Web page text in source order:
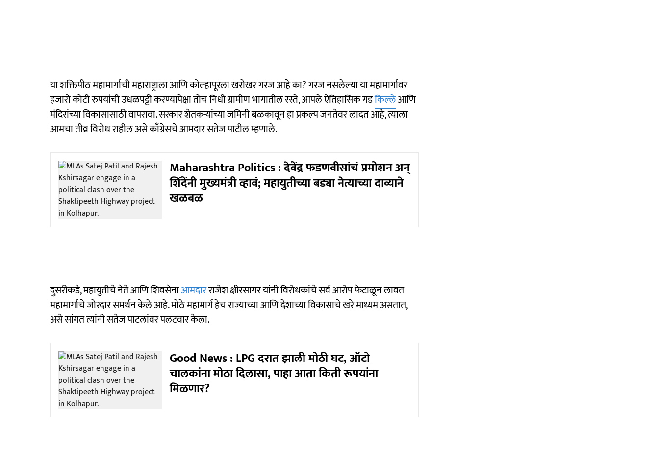
या शक्तिपीठ महामार्गाची महाराष्ट्राला आणि कोल्हापूरला खरोखर गरज आहे का? गरज नसलेल्या या महामार्गावर
हजारो कोटी रुपयांची उधळपट्टी करण्यापेक्षा तोच निधी ग्रामीण भागातील रस्ते, आपले ऐतिहासिक गडकिल्लेआणि
मंदिरांच्या विकासासाठी वापरावा. सरकार शेतकऱ्यांच्या जमिनी बळकावून हा प्रकल्प जनतेवर लादत आहे, त्याला
आमचा तीव्र विरोध राहील असे काँग्रेसचे आमदार सतेज पाटील म्हणाले.
Maharashtra Politics : देवेंद्र फडणवीसांचं प्रमोशन अन्
शिंदेंनी मुख्यमंत्री व्हावं; महायुतीच्या बड्या नेत्याच्या दाव्याने
खळबळ
दुसरीकडे, महायुतीचे नेते आणि शिवसेनाआमदारराजेश क्षीरसागर यांनी विरोधकांचे सर्व आरोप फेटाळून लावत
महामार्गाचे जोरदार समर्थन केले आहे. मोठे महामार्ग हेच राज्याच्या आणि देशाच्या विकासाचे खरे माध्यम असतात,
असे सांगत त्यांनी सतेज पाटलांवर पलटवार केला.
Good News : LPG दरात झाली मोठी घट, ऑटो
चालकांना मोठा दिलासा, पाहा आता किती रूपयांना
मिळणार?